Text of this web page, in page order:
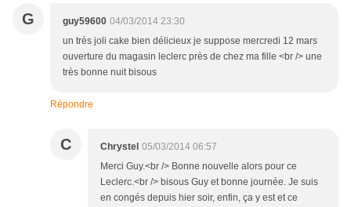
G guy59600 04/03/2014 23:30
un très joli cake bien délicieux je suppose mercredi 12 mars
ouverture du magasin leclerc près de chez ma fille <br /> une
très bonne nuit bisous
Répondre
C Chrystel 05/03/2014 06:57
Merci Guy.<br /> Bonne nouvelle alors pour ce
Leclerc.<br /> bisous Guy et bonne journée. Je suis
en congés depuis hier soir, enfin, ça y est et ce